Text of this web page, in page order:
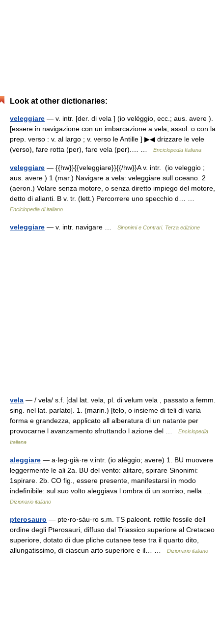
Look at other dictionaries:
veleggiare — v. intr. [der. di vela ] (io veléggio, ecc.; aus. avere ).
[essere in navigazione con un imbarcazione a vela, assol. o con la
prep. verso : v. al largo ; v. verso le Antille ] ▶◀ drizzare le vele
(verso), fare rotta (per), fare vela (per).… …
Enciclopedia Italiana
veleggiare — {{hw}}{{veleggiare}}{{/hw}}A v. intr. (io veleggio ;
aus. avere ) 1 (mar.) Navigare a vela: veleggiare sull oceano. 2
(aeron.) Volare senza motore, o senza diretto impiego del motore,
detto di alianti. B v. tr. (lett.) Percorrere uno specchio d… …
Enciclopedia di italiano
veleggiare — v. intr. navigare … Sinonimi e Contrari. Terza edizione
vela — / vela/ s.f. [dal lat. vela, pl. di velum vela , passato a femm.
sing. nel lat. parlato]. 1. (marin.) [telo, o insieme di teli di varia
forma e grandezza, applicato all alberatura di un natante per
provocarne l avanzamento sfruttando l azione del …
Enciclopedia
Italiana
aleggiare — a·leg·già·re v.intr. (io aléggio; avere) 1. BU muovere
leggermente le ali 2a. BU del vento: alitare, spirare Sinonimi:
1spirare. 2b. CO fig., essere presente, manifestarsi in modo
indefinibile: sul suo volto aleggiava l ombra di un sorriso, nella …
Dizionario italiano
pterosauro — pte·ro·sàu·ro s.m. TS paleont. rettile fossile dell
ordine degli Pterosauri, diffuso dal Triassico superiore al Cretaceo
superiore, dotato di due pliche cutanee tese tra il quarto dito,
allungatissimo, di ciascun arto superiore e il… …
Dizionario italiano